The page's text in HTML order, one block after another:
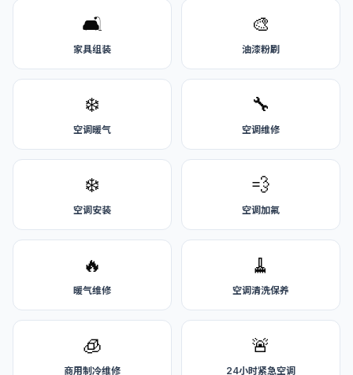
🛋️
家具组装
🎨
油漆粉刷
❄️
空调暖气
🔧
空调维修
❄️
空调安装
💨
空调加氟
🔥
暖气维修
🧹
空调清洗保养
🧊
商用制冷维修
🚨
24小时紧急空调